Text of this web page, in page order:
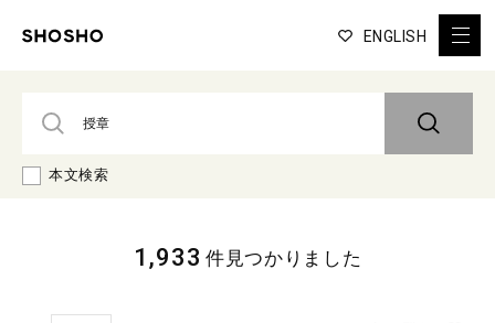
ENGLISH
本文検索
1,933 件見つかりました